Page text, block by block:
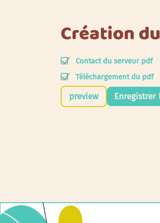
Création
Contact du serveur pdf
Téléchargement du pdf
preview Enregistrer